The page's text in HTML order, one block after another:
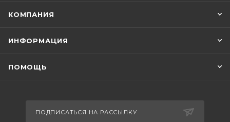
КОМПАНИЯ
ИНФОРМАЦИЯ
ПОМОЩЬ
ПОДПИСАТЬСЯ НА РАССЫЛКУ